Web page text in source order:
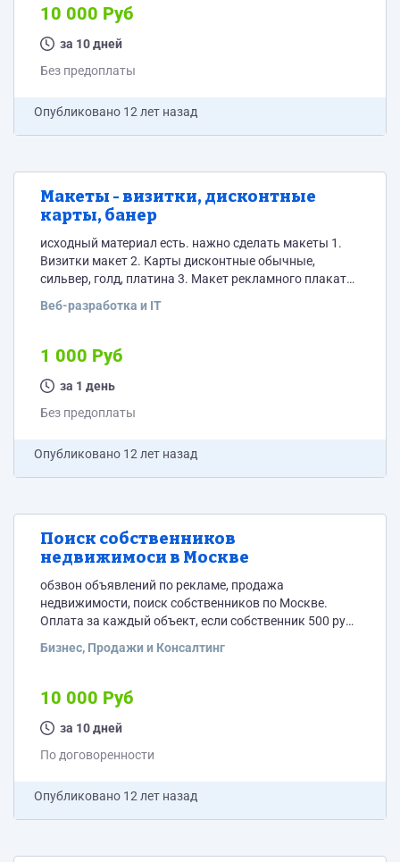
обьект. по цене договоримся.
10 000 Руб
за 10 дней
Без предоплаты
Опубликовано 12 лет назад
Макеты - визитки, дисконтные
карты, банер
исходный материал есть. нажно сделать макеты 1.
Визитки макет 2. Карты дисконтные обычные,
сильвер, голд, платина 3. Макет рекламного плаката
Веб-разработка и IT
1 000 Руб
за 1 день
Без предоплаты
Опубликовано 12 лет назад
Поиск собственников
недвижимоси в Москве
обзвон объявлений по рекламе, продажа
недвижимости, поиск собственников по Москве.
Оплата за каждый объект, если собственник 500 руб.
сроком на 9 месяцев, 1200 за объект
Бизнес, Продажи и Консалтинг
10 000 Руб
за 10 дней
По договоренности
Опубликовано 12 лет назад